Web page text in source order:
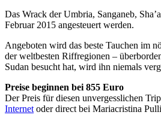
Das Wrack der Umbria, Sanganeb,
Februar 2015 angesteuert werden.
Angeboten wird das beste Tauchen im
der weltbesten Riffregionen –
Sudan besucht hat, wird ihn niemals
Preise beginnen bei 855 Euro
Der Preis für diesen unvergesslichen
Internet oder direct bei Mariacristina